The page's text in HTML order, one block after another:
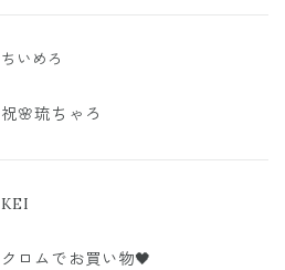
ちいめろ
祝🌸琉ちゃろ
KEI
クロムでお買い物🖤